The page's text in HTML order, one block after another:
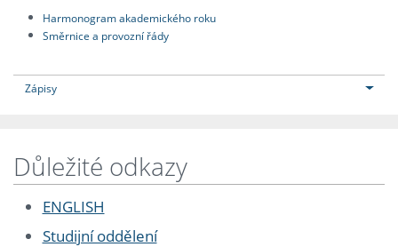
Harmonogram akademického roku
Směrnice a provozní řády
Zápisy
Důležité odkazy
ENGLISH
Studijní oddělení